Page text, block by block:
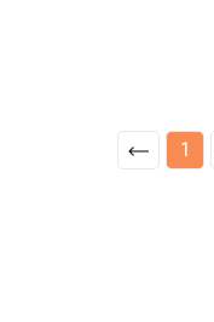
1